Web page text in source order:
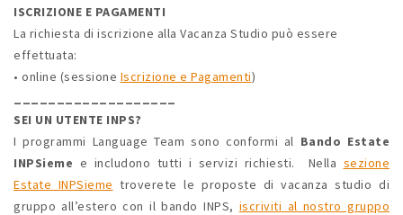
ISCRIZIONE E PAGAMENTI
La richiesta di iscrizione alla Vacanza Studio può essere
effettuata:
• online (sessione Iscrizione e Pagamenti)
SEI UN UTENTE INPS?
I programmi Language Team sono conformi al Bando Estate
INPSieme e includono tutti i servizi richiesti. Nella sezione
Estate INPSieme troverete le proposte di vacanza studio di
gruppo all’estero con il bando INPS, iscriviti al nostro gruppo